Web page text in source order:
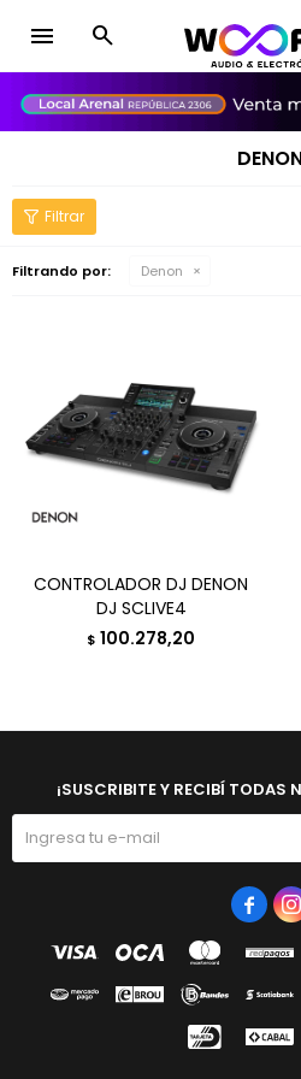
menu
Filtrando por: Denon
CONTROLADOR DJ DENON
DJ SCLIVE4
$ 100.278,20
¡SUSCRIBITE Y RECIBÍ TODAS
 
close